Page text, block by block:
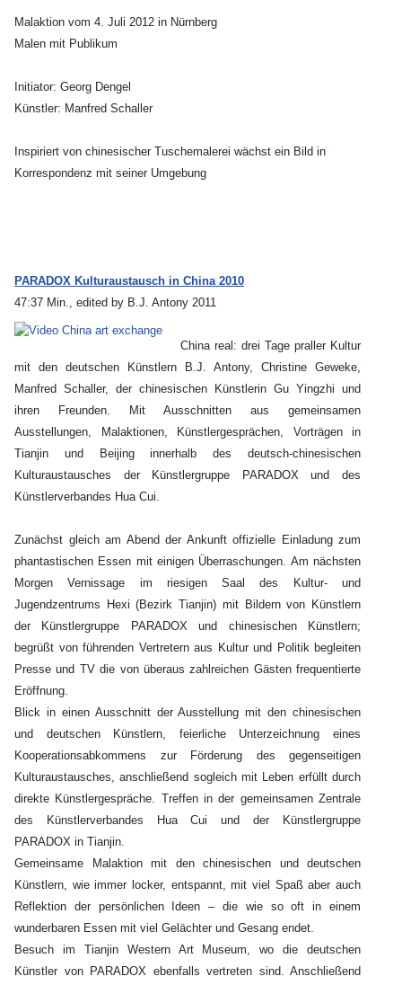
Malaktion vom 4. Juli 2012 in Nürnberg
Malen mit Publikum
Initiator: Georg Dengel
Künstler: Manfred Schaller
Inspiriert von chinesischer Tuschemalerei wächst ein Bild in
Korrespondenz mit seiner Umgebung
PARADOX Kulturaustausch in China 2010
47:37 Min., edited by B.J. Antony 2011
China real: drei Tage praller Kultur
mit den deutschen Künstlern B.J. Antony, Christine Geweke,
Manfred Schaller, der chinesischen Künstlerin Gu Yingzhi und
ihren Freunden. Mit Ausschnitten aus gemeinsamen
Ausstellungen, Malaktionen, Künstlergesprächen, Vorträgen in
Tianjin und Beijing innerhalb des deutsch-chinesischen
Kulturaustausches der Künstlergruppe PARADOX und des
Künstlerverbandes Hua Cui.
Zunächst gleich am Abend der Ankunft offizielle Einladung zum
phantastischen Essen mit einigen Überraschungen. Am nächsten
Morgen Vernissage im riesigen Saal des Kultur- und
Jugendzentrums Hexi (Bezirk Tianjin) mit Bildern von Künstlern
der Künstlergruppe PARADOX und chinesischen Künstlern;
begrüßt von führenden Vertretern aus Kultur und Politik begleiten
Presse und TV die von überaus zahlreichen Gästen frequentierte
Eröffnung.
Blick in einen Ausschnitt der Ausstellung mit den chinesischen
und deutschen Künstlern, feierliche Unterzeichnung eines
Kooperationsabkommens zur Förderung des gegenseitigen
Kulturaustausches, anschließend sogleich mit Leben erfüllt durch
direkte Künstlergespräche. Treffen in der gemeinsamen Zentrale
des Künstlerverbandes Hua Cui und der Künstlergruppe
PARADOX in Tianjin.
Gemeinsame Malaktion mit den chinesischen und deutschen
Künstlern, wie immer locker, entspannt, mit viel Spaß aber auch
Reflektion der persönlichen Ideen – die wie so oft in einem
wunderbaren Essen mit viel Gelächter und Gesang endet.
Besuch im Tianjin Western Art Museum, wo die deutschen
Künstler von PARADOX ebenfalls vertreten sind. Anschließend